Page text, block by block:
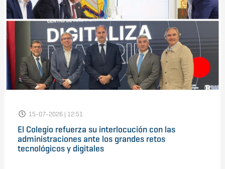
15-07-2026 | 12:51
El Colegio refuerza su interlocución con las
administraciones ante los grandes retos
tecnológicos y digitales